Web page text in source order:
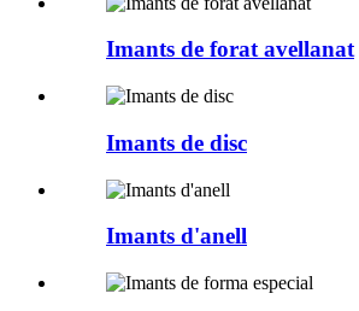
Imants de forat avellanat
Imants de disc
Imants d'anell